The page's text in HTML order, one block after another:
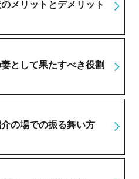
メリットとデメリット
として果たすべき役割
の場での振る舞い方